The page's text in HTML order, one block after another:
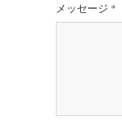
メッセージ *